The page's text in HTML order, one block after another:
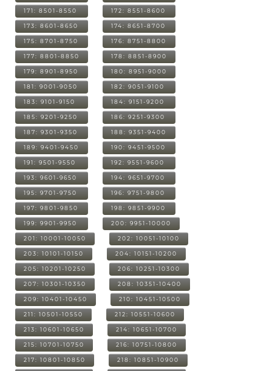
171: 8501-8550 172: 8551-8600
173: 8601-8650 174: 8651-8700
175: 8701-8750 176: 8751-8800
177: 8801-8850 178: 8851-8900
179: 8901-8950 180: 8951-9000
181: 9001-9050 182: 9051-9100
183: 9101-9150 184: 9151-9200
185: 9201-9250 186: 9251-9300
187: 9301-9350 188: 9351-9400
189: 9401-9450 190: 9451-9500
191: 9501-9550 192: 9551-9600
193: 9601-9650 194: 9651-9700
195: 9701-9750 196: 9751-9800
197: 9801-9850 198: 9851-9900
199: 9901-9950 200: 9951-10000
201: 10001-10050 202: 10051-10100
203: 10101-10150 204: 10151-10200
205: 10201-10250 206: 10251-10300
207: 10301-10350 208: 10351-10400
209: 10401-10450 210: 10451-10500
211: 10501-10550 212: 10551-10600
213: 10601-10650 214: 10651-10700
215: 10701-10750 216: 10751-10800
217: 10801-10850 218: 10851-10900